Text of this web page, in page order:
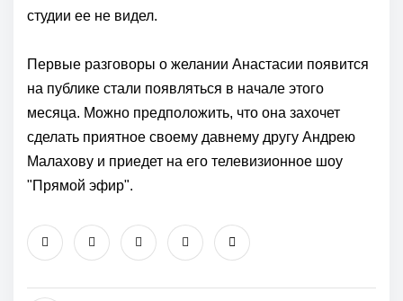
студии ее не видел.
Первые разговоры о желании Анастасии появится
на публике стали появляться в начале этого
месяца. Можно предположить, что она захочет
сделать приятное своему давнему другу Андрею
Малахову и приедет на его телевизионное шоу
"Прямой эфир".